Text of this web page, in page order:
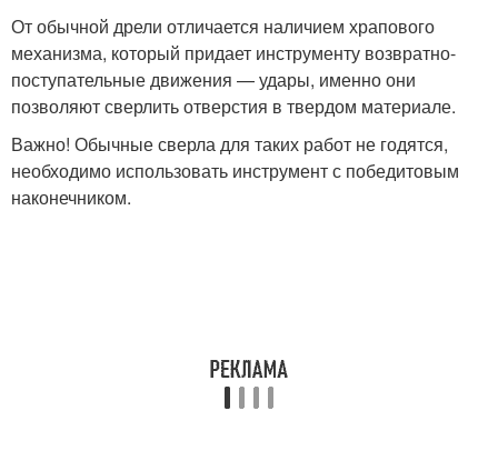
От обычной дрели отличается наличием храпового
механизма, который придает инструменту возвратно-
поступательные движения — удары, именно они
позволяют сверлить отверстия в твердом материале.
Важно! Обычные сверла для таких работ не годятся,
необходимо использовать инструмент с победитовым
наконечником.